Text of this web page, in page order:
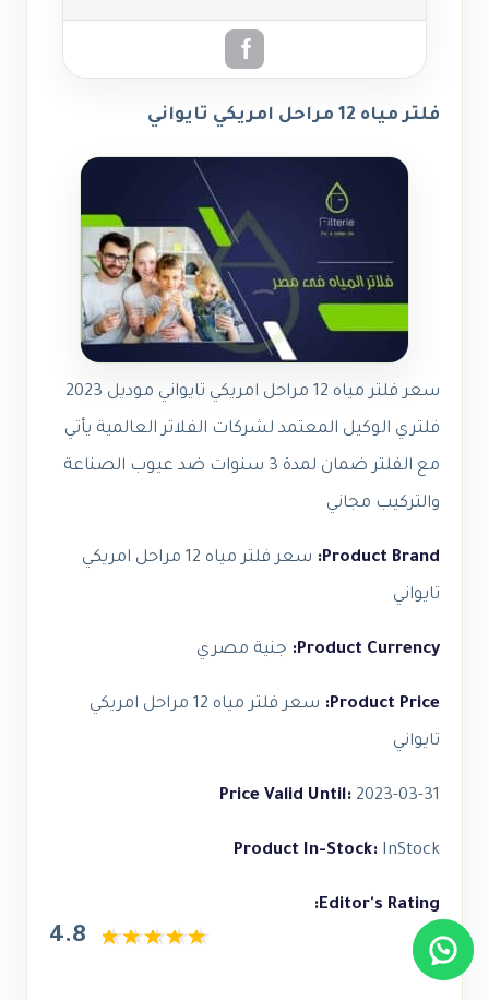
فلتر مياه 12 مراحل امريكي تايواني
سعر فلتر مياه 12 مراحل امريكي تايواني موديل 2023
فلتري الوكيل المعتمد لشركات الفلاتر العالمية يأتي
مع الفلتر ضمان لمدة 3 سنوات ضد عيوب الصناعة
والتركيب مجاني
Product Brand:
سعر فلتر مياه 12 مراحل امريكي
تايواني
Product Currency: جنية مصري
Product Price:
سعر فلتر مياه 12 مراحل امريكي
تايواني
Price Valid Until: 2023-03-31
Product In-Stock: InStock
Editor's Rating:
4.8